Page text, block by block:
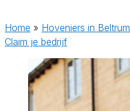
Home » Hoveniers in Beltrum
Claim je bedrijf